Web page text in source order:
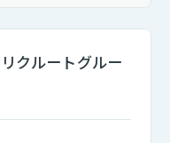
クルートグルー